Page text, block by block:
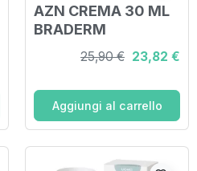
AZN CREMA 30 ML
BRADERM
25,90 € 23,82 €
Aggiungi al carrello